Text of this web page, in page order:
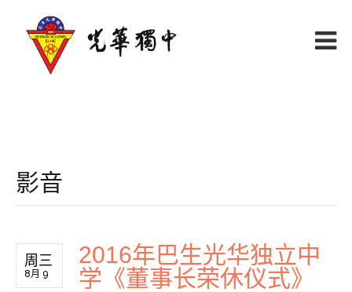
影音
周三
8月 9
2016年巴生光华独立中
学《董事长荣休仪式》